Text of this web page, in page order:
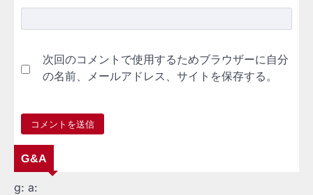
次回のコメントで使用するためブラウザーに自分
の名前、メールアドレス、サイトを保存する。
G&A
g: a: